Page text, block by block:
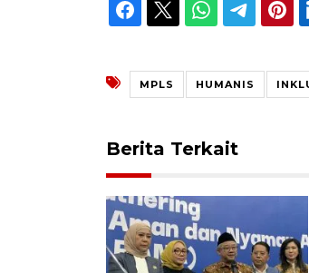
MPLS HUMANIS
Berita Terkait